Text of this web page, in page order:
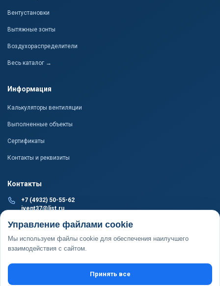
Вентустановки
Вытяжные зонты
Воздухораспределители
Весь каталог →
Информация
Калькуляторы вентиляции
Выполненные объекты
Сертификаты
Контакты и реквизиты
Контакты
+7 (4932) 50-55-62
ivent37@list.ru
ПРОИЗВОДСТВО И СКЛАД
г. Иваново, пер. 1-й Подъельновский, д. 24, пом. 1
ОФИС
г. Иваново, ул. Революционная, д. 20Б, пом. 1002
Управление файлами cookie
Мы используем файлы cookie для обеспечения наилучшего
взаимодействия с сайтом.
Принять все